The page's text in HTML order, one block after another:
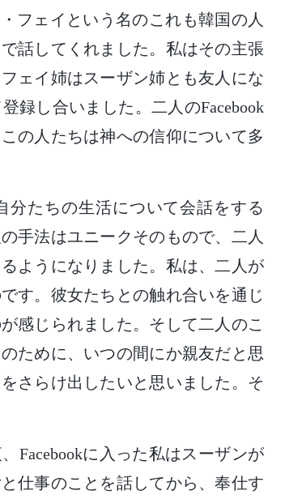
フェイという名のこれも韓国の人
話してくれました。私はその主張
ェイ姉はスーザン姉とも友人にな
録し合いました。二人のFacebook
の人たちは神への信仰について多
分たちの生活について会話をする
手法はユニークそのもので、二人
ようになりました。私は、二人が
す。彼女たちとの触れ合いを通じ
感じられました。そして二人のこ
ために、いつの間にか親友だと思
さらけ出したいと思いました。そ
Facebookに入った私はスーザンが
仕事のことを話してから、奉仕す